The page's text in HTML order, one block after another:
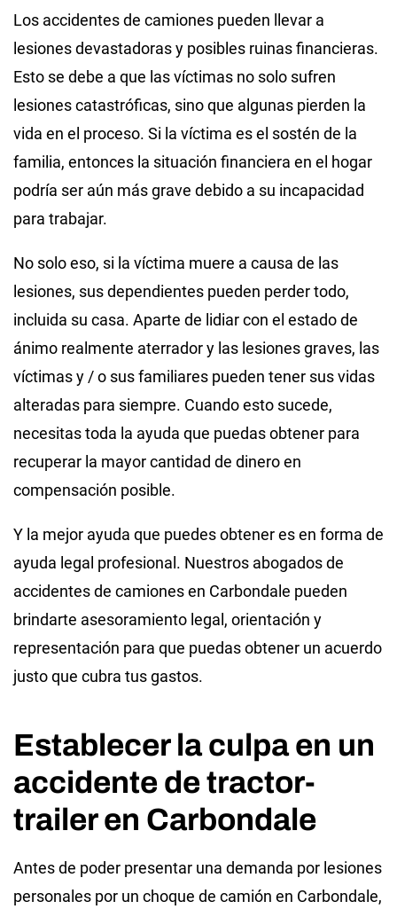
Los accidentes de camiones pueden llevar a
lesiones devastadoras y posibles ruinas financieras.
Esto se debe a que las víctimas no solo sufren
lesiones catastróficas, sino que algunas pierden la
vida en el proceso. Si la víctima es el sostén de la
familia, entonces la situación financiera en el hogar
podría ser aún más grave debido a su incapacidad
para trabajar.
No solo eso, si la víctima muere a causa de las
lesiones, sus dependientes pueden perder todo,
incluida su casa. Aparte de lidiar con el estado de
ánimo realmente aterrador y las lesiones graves, las
víctimas y / o sus familiares pueden tener sus vidas
alteradas para siempre. Cuando esto sucede,
necesitas toda la ayuda que puedas obtener para
recuperar la mayor cantidad de dinero en
compensación posible.
Y la mejor ayuda que puedes obtener es en forma de
ayuda legal profesional. Nuestros abogados de
accidentes de camiones en Carbondale pueden
brindarte asesoramiento legal, orientación y
representación para que puedas obtener un acuerdo
justo que cubra tus gastos.
Establecer la culpa en un
accidente de tractor-
trailer en Carbondale
Antes de poder presentar una demanda por lesiones
personales por un choque de camión en Carbondale,